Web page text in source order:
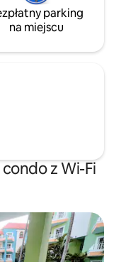
parking
na miejscu
z Wi-Fi